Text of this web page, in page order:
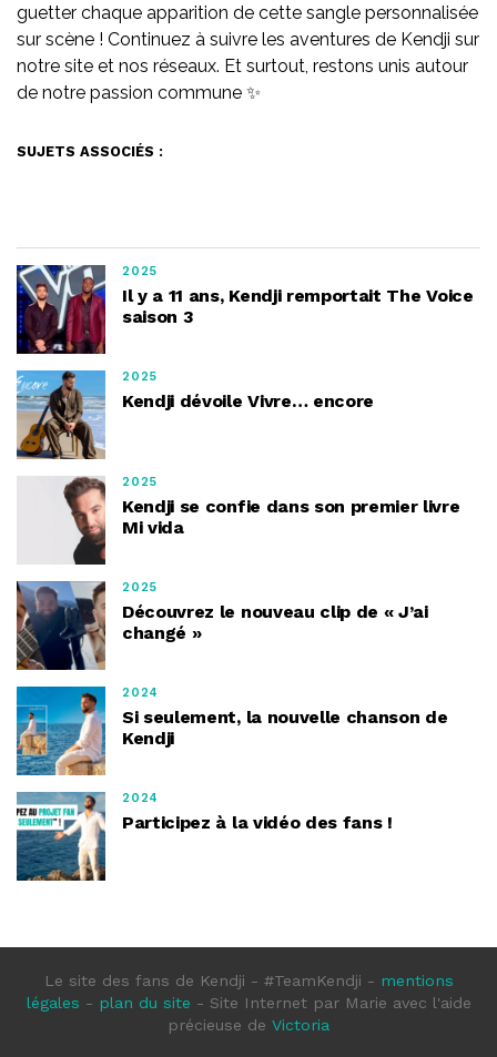
guetter chaque apparition de cette sangle personnalisée
sur scène ! Continuez à suivre les aventures de Kendji sur
notre site et nos réseaux. Et surtout, restons unis autour
de notre passion commune ✨
SUJETS ASSOCIÉS :
2025
Il y a 11 ans, Kendji remportait The Voice
saison 3
2025
Kendji dévoile Vivre… encore
2025
Kendji se confie dans son premier livre
Mi vida
2025
Découvrez le nouveau clip de « J’ai
changé »
2024
Si seulement, la nouvelle chanson de
Kendji
2024
Participez à la vidéo des fans !
Le site des fans de Kendji - #TeamKendji - mentions
légales - plan du site - Site Internet par Marie avec l'aide
précieuse de Victoria